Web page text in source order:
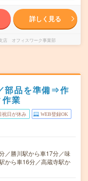
詳しく見る
店 オフィスワーク事業部
部品を準備⇒作
業
祝日が休み WEB登録OK
／勝川駅から車17分／味
から車16分／高蔵寺駅か